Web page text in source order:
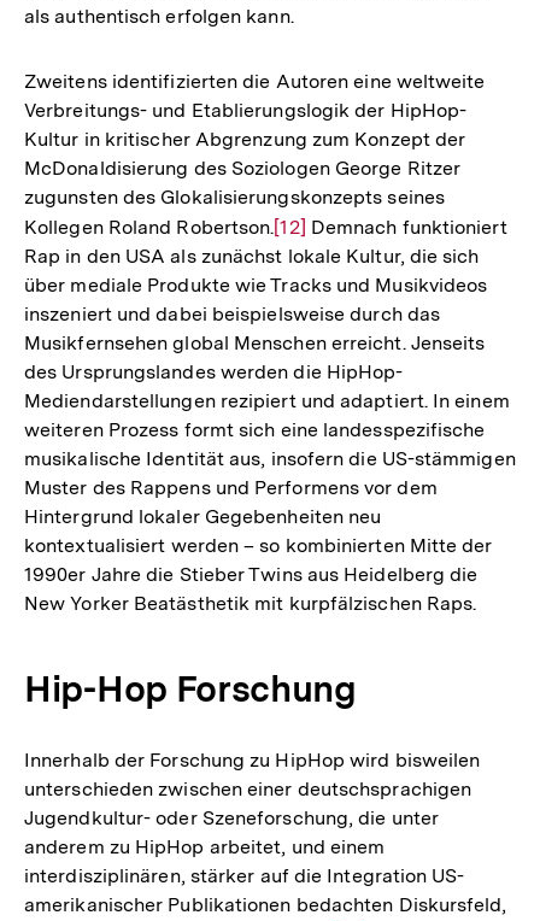
als authentisch erfolgen kann.
Zweitens identifizierten die Autoren eine weltweite
Verbreitungs- und Etablierungslogik der HipHop-
Kultur in kritischer Abgrenzung zum Konzept der
McDonaldisierung des Soziologen George Ritzer
zugunsten des Glokalisierungskonzepts seines
Kollegen Roland Robertson.Zur
Auflösung
der
Fußnote
[12] Demnach funktioniert
Rap in den USA als zunächst lokale Kultur, die sich
über mediale Produkte wie Tracks und Musikvideos
inszeniert und dabei beispielsweise durch das
Musikfernsehen global Menschen erreicht. Jenseits
des Ursprungslandes werden die HipHop-
Mediendarstellungen rezipiert und adaptiert. In einem
weiteren Prozess formt sich eine landesspezifische
musikalische Identität aus, insofern die US-stämmigen
Muster des Rappens und Performens vor dem
Hintergrund lokaler Gegebenheiten neu
kontextualisiert werden – so kombinierten Mitte der
1990er Jahre die Stieber Twins aus Heidelberg die
New Yorker Beatästhetik mit kurpfälzischen Raps.
Hip-Hop Forschung
Innerhalb der Forschung zu HipHop wird bisweilen
unterschieden zwischen einer deutschsprachigen
Jugendkultur- oder Szeneforschung, die unter
anderem zu HipHop arbeitet, und einem
interdisziplinären, stärker auf die Integration US-
amerikanischer Publikationen bedachten Diskursfeld,